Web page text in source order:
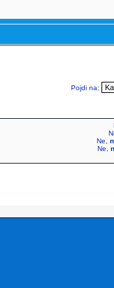
Pojdi na:
Ne,
Ne,